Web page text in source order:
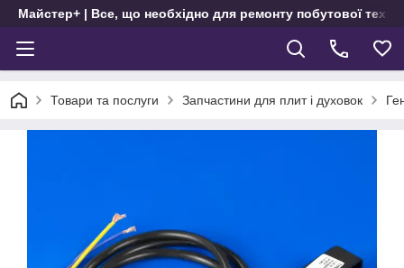
Майстер+ | Все, що необхідно для ремонту побутової
Товари та послуги Запчастини для плит і духовок